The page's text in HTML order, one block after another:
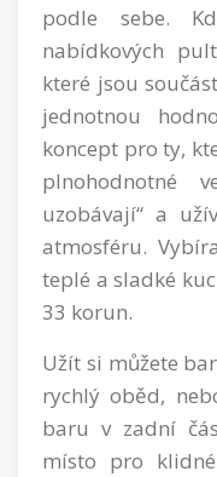
podle sebe.
nabídkových
které jsou
jednotnou
koncept pro ty,
plnohodnotné
uzobávají“ a
atmosféru.
teplé a sladké
33 korun.
Užít si můžete
rychlý oběd,
baru v zadní
místo pro